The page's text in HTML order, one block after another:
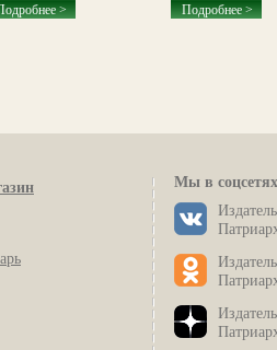
>
Подробнее >
Мы в